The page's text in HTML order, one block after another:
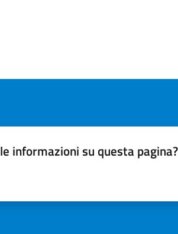
informazioni su questa pagina?